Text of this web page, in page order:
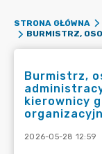
STRONA GŁÓWNA
Burmistrz,
kierownicy
2026-05-28 12:59